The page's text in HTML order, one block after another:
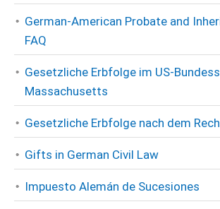
German-American Probate and
FAQ
Gesetzliche Erbfolge im US-
Massachusetts
Gesetzliche Erbfolge nach dem
Gifts in German Civil Law
Impuesto Alemán de Sucesiones